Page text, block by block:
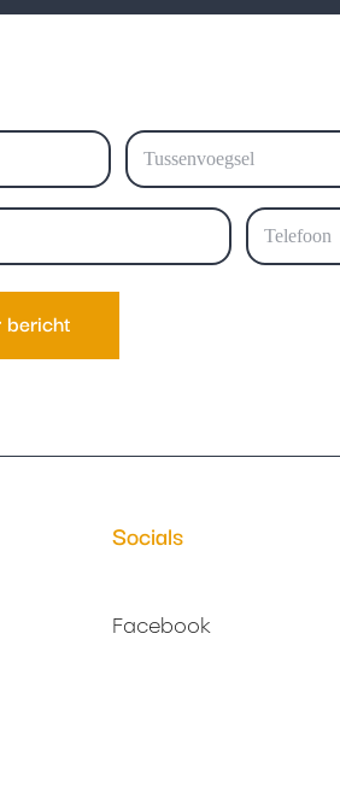
Tussenvoegsel
Telefoon
(Vereist)
Socials
Facebook